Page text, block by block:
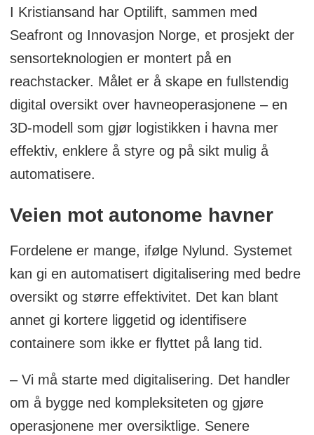
I Kristiansand har Optilift, sammen med
Seafront og Innovasjon Norge, et prosjekt der
sensorteknologien er montert på en
reachstacker. Målet er å skape en fullstendig
digital oversikt over havneoperasjonene – en
3D-modell som gjør logistikken i havna mer
effektiv, enklere å styre og på sikt mulig å
automatisere.
Veien mot autonome havner
Fordelene er mange, ifølge Nylund. Systemet
kan gi en automatisert digitalisering med bedre
oversikt og større effektivitet. Det kan blant
annet gi kortere liggetid og identifisere
containere som ikke er flyttet på lang tid.
– Vi må starte med digitalisering. Det handler
om å bygge ned kompleksiteten og gjøre
operasjonene mer oversiktlige. Senere